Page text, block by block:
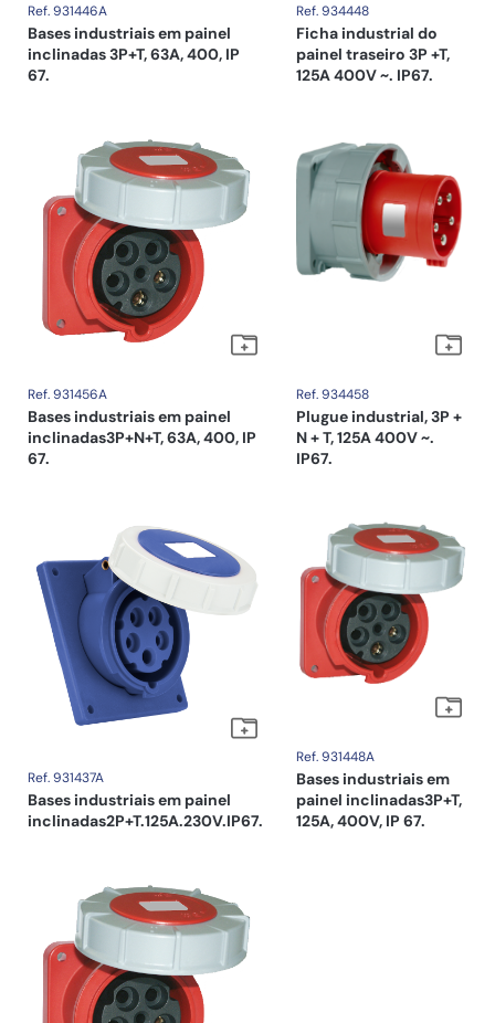
Ref. 931446A
Bases industriais em painel
inclinadas 3P+T, 63A, 400, IP
67.
Ref. 934448
Ficha industrial do
painel traseiro 3P +T,
125A 400V ~. IP67.
Ref. 931456A
Bases industriais em painel
inclinadas3P+N+T, 63A, 400, IP
67.
Ref. 934458
Plugue industrial, 3P +
N + T, 125A 400V ~.
IP67.
Ref. 931437A
Bases industriais em painel
inclinadas2P+T.125A.230V.IP67.
Ref. 931448A
Bases industriais em
painel inclinadas3P+T,
125A, 400V, IP 67.